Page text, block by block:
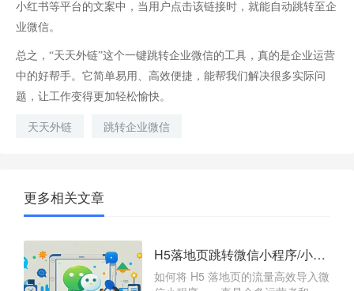
小红书等平台的文案中，当用户点击该链接时，就能自动跳转至企
业微信。
总之，“天天外链”这个一键跳转企业微信的工具，真的是企业运营
中的好帮手。它简单易用、高效便捷，能帮我们解决很多实际问
题，让工作变得更加轻松愉快。
天天外链 跳转企业微信
更多相关文章
H5落地页跳转微信小程序/小程序任意页面/小程序码的操作方式是什么？
如何将 H5 落地页的流量高效导入微